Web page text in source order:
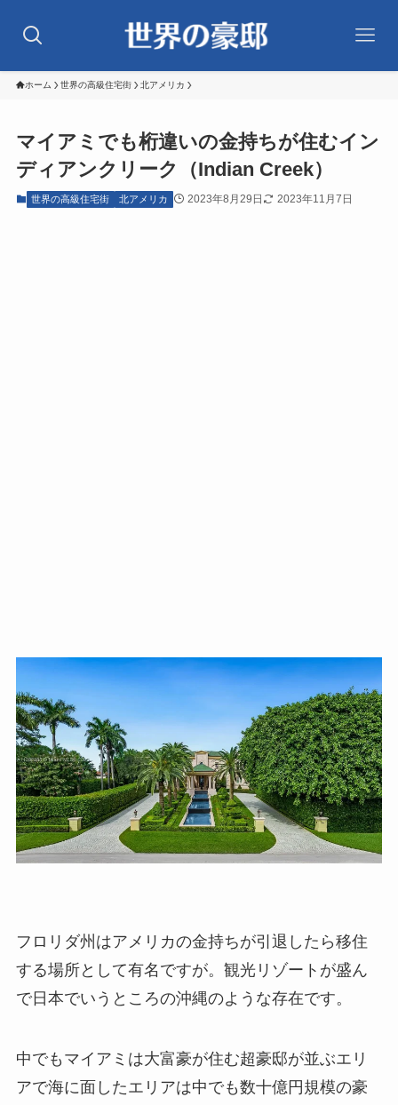
ホーム 世界の高級住宅街 北アメリカ
マイアミでも桁違いの金持ちが住むイン
ディアンクリーク（Indian Creek）
世界の高級住宅街 北アメリカ 2023年8月29日 2023年11月7日
フロリダ州はアメリカの金持ちが引退したら移住
する場所として有名ですが。観光リゾートが盛ん
で日本でいうところの沖縄のような存在です。
中でもマイアミは大富豪が住む超豪邸が並ぶエリ
アで海に面したエリアは中でも数十億円規模の豪